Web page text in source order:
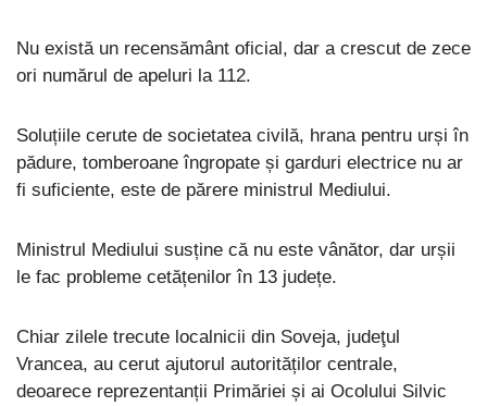
Nu există un recensământ oficial, dar a crescut de zece
ori numărul de apeluri la 112.
Soluțiile cerute de societatea civilă, hrana pentru urși în
pădure, tomberoane îngropate și garduri electrice nu ar
fi suficiente, este de părere ministrul Mediului.
Ministrul Mediului susține că nu este vânător, dar urșii
le fac probleme cetățenilor în 13 județe.
Chiar zilele trecute localnicii din Soveja, judeţul
Vrancea, au cerut ajutorul autorităților centrale,
deoarece reprezentanții Primăriei și ai Ocolului Silvic